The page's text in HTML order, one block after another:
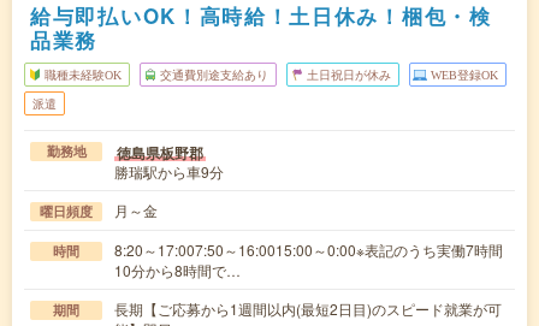
給与即払いOK！高時給！土日休み！梱包・検
品業務
職種未経験OK 交通費別途支給あり 土日祝日が休み WEB登録OK
派遣
勤務地 徳島県板野郡
勝瑞駅から車9分
曜日頻度 月～金
時間
8:20～17:007:50～16:0015:00～0:00※表記のうち実働7時間
10分から8時間で…
期間
長期【ご応募から1週間以内(最短2日目)のスピード就業が可